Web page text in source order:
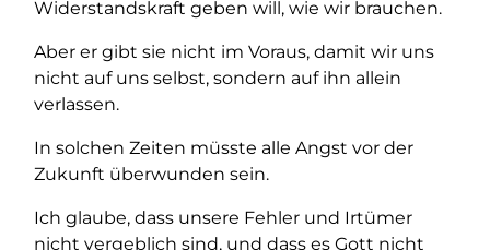
Widerstandskraft geben will, wie wir brauchen.
Aber er gibt sie nicht im Voraus, damit wir uns
nicht auf uns selbst, sondern auf ihn allein
verlassen.
In solchen Zeiten müsste alle Angst vor der
Zukunft überwunden sein.
Ich glaube, dass unsere Fehler und Irtümer
nicht vergeblich sind, und dass es Gott nicht